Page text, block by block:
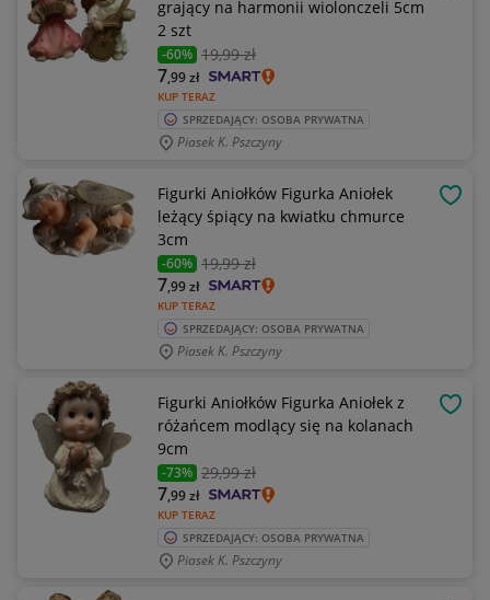
grający na harmonii wiolonczeli 5cm
2 szt
-60% 19,99 zł
KUP TERAZ
7,99zł
SPRZEDAJĄCY: OSOBA PRYWATNA
Piasek K. Pszczyny
Figurki Aniołków Figurka Aniołek
leżący śpiący na kwiatku chmurce
3cm
-60% 19,99 zł
KUP TERAZ
7,99zł
SPRZEDAJĄCY: OSOBA PRYWATNA
Piasek K. Pszczyny
Figurki Aniołków Figurka Aniołek z
różańcem modlący się na kolanach
9cm
-73% 29,99 zł
KUP TERAZ
7,99zł
SPRZEDAJĄCY: OSOBA PRYWATNA
Piasek K. Pszczyny